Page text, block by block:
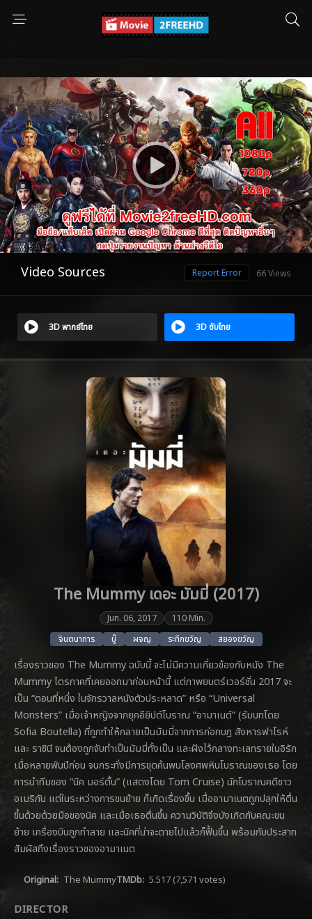
Video Sources 66 Views
Report Error
3D พากย์ไทย 3D ซับไทย
The Mummy เดอะ มัมมี่ (2017)
Jun. 06, 2017
110 Min.
จินตนาการ
บู๊ ผจญ ระทึกขวัญ สยองขวัญ
เรื่องราวของ The Mummy ฉบับนี้ จะไม่มีความเกี่ยวข้องกับหนัง The
Mummy ไตรภาคที่เคยออกมาก่อนหน้านี้ แต่ภาพยนตร์เวอร์ชั่น 2017 จะ
เป็น “ตอนที่หนึ่ง ในจักรวาลหนังตัวประหลาด” หรือ “Universal
Monsters” เมื่อเจ้าหญิงจากยุคอียิปต์โบราณ “อามาเนต์” (รับบทโดย
Sofia Boutella) ที่ถูกทำให้กลายเป็นมัมมี่จากการก่อกบฎ สังหารฟาโรห์
และ ราชินี จนต้องถูกจับทำเป็นมัมมี่ทั้งเป็น และฝังไว้กลางทะเลทรายในอิรัก
เมื่อหลายพันปีก่อน จนกระทั่งมีการขุดค้นพบโลงศพหินโบราณของเธอ โดย
การนำทีมของ “นิค มอร์ตั้น” (แสดงโดย Tom Cruise) นักโบราณคดีชาว
อเมริกัน แต่ในระหว่างการขนย้าย ก็เกิดเรื่องขึ้น เมื่ออามาเนตถูกปลุกให้ตื่น
ขึ้นด้วยด้วยมือของนิค และเมื่อเธอตื่นขึ้น ความวิบัติจึงบังเกิดกับคณะขน
ย้าย เครื่องบินถูกทำลาย และนิคที่น่าจะตายไปแล้วก็ฟื้นขึ้น พร้อมกับประสาท
สัมผัสถึงเรื่องราวของอามาเนต
Original: The MummyTMDb: 5.517 (7,571 votes)
DIRECTOR